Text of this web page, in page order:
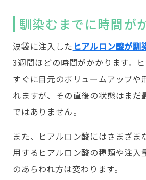
馴染むまでに時間が
涙袋に注入した ヒアルロン酸が馴
3週間ほどの時間がかかります。
すぐに目元のボリュームアップや
れますが、その直後の状態はまだ
ではありません。
また、ヒアルロン酸にはさまざま
用するヒアルロン酸の種類や注入
のあらわれ方は変わります。